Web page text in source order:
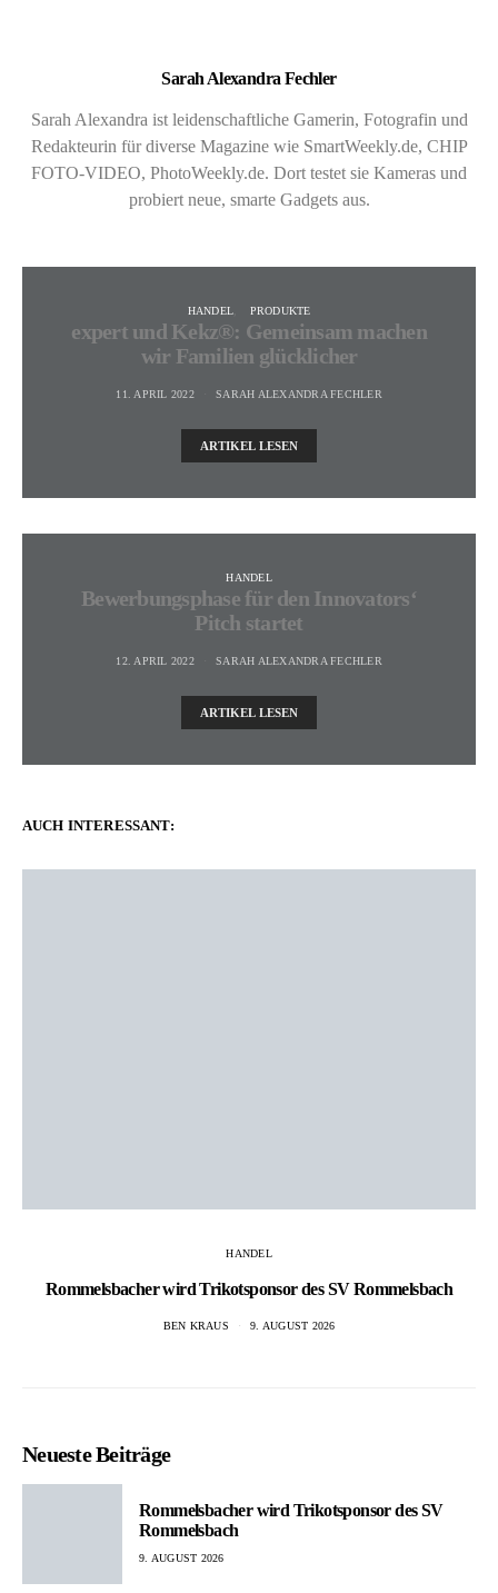
Sarah Alexandra Fechler
Sarah Alexandra ist leidenschaftliche Gamerin, Fotografin und
Redakteurin für diverse Magazine wie SmartWeekly.de, CHIP
FOTO-VIDEO, PhotoWeekly.de. Dort testet sie Kameras und
probiert neue, smarte Gadgets aus.
HANDEL PRODUKTE
expert und Kekz®: Gemeinsam machen
wir Familien glücklicher
11. APRIL 2022 SARAH ALEXANDRA FECHLER
ARTIKEL LESEN
HANDEL
Bewerbungsphase für den Innovators‘
Pitch startet
12. APRIL 2022 SARAH ALEXANDRA FECHLER
ARTIKEL LESEN
AUCH INTERESSANT:
HANDEL
Rommelsbacher wird Trikotsponsor des SV Rommelsbach
BEN KRAUS 9. AUGUST 2026
Neueste Beiträge
Rommelsbacher wird Trikotsponsor des SV
Rommelsbach
9. AUGUST 2026